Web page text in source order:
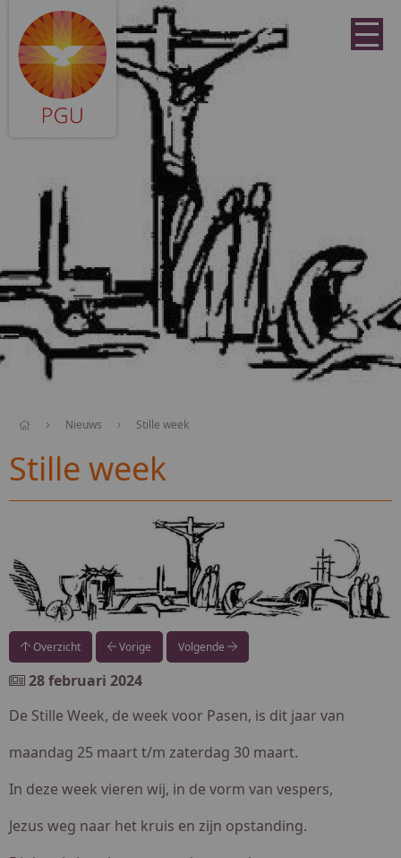
Nieuws Stille week
Stille week
Overzicht Vorige Volgende
28 februari 2024
De Stille Week, de week voor Pasen, is dit jaar van
maandag 25 maart t/m zaterdag 30 maart.
In deze week vieren wij, in de vorm van vespers,
Jezus weg naar het kruis en zijn opstanding.